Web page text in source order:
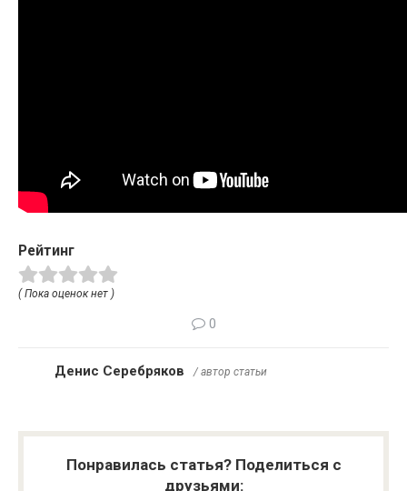
Рейтинг
( Пока оценок нет )
0
Денис Серебряков / автор статьи
Понравилась статья? Поделиться с
друзьями: